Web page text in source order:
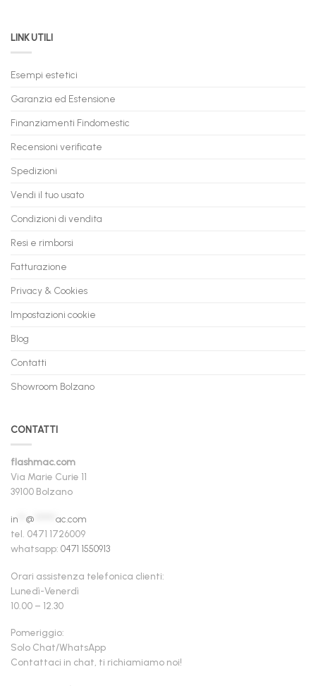
anche
a
in
con
LINK UTILI
Esempi estetici
Garanzia ed Estensione
Finanziamenti Findomestic
Recensioni verificate
Spedizioni
Vendi il tuo usato
Condizioni di vendita
Resi e rimborsi
Fatturazione
Privacy & Cookies
Impostazioni cookie
Blog
Contatti
Showroom Bolzano
CONTATTI
flashmac.com
Via Marie Curie 11
39100 Bolzano
in @
ac.com
tel. 0471 1726009
whatsapp: 0471 1550913
Orari assistenza telefonica clienti:
Lunedì-Venerdì
10.00 – 12.30
Pomeriggio:
Solo Chat/WhatsApp
Contattaci in chat, ti richiamiamo noi!